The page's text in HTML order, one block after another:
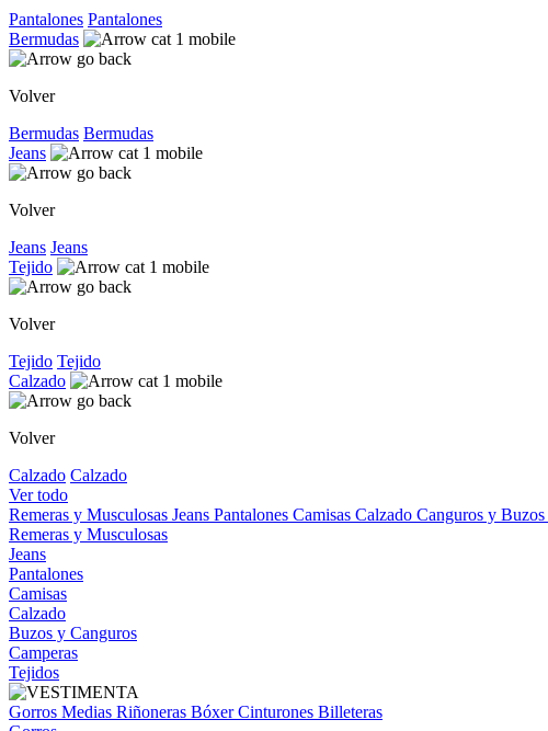
Pantalones Pantalones
Bermudas
Volver
Bermudas Bermudas
Jeans
Volver
Jeans Jeans
Tejido
Volver
Tejido Tejido
Calzado
Volver
Calzado Calzado
Ver todo
Remeras y Musculosas Jeans Pantalones Camisas Calzado Canguros y Buzos
Remeras y Musculosas
Jeans
Pantalones
Camisas
Calzado
Buzos y Canguros
Camperas
Tejidos
Gorros Medias Riñoneras BóxerCinturones Billeteras